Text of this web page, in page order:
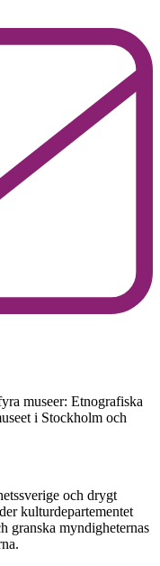
museer: Etnografiska
i Stockholm och
och drygt
kulturdepartementet
granska myndigheternas